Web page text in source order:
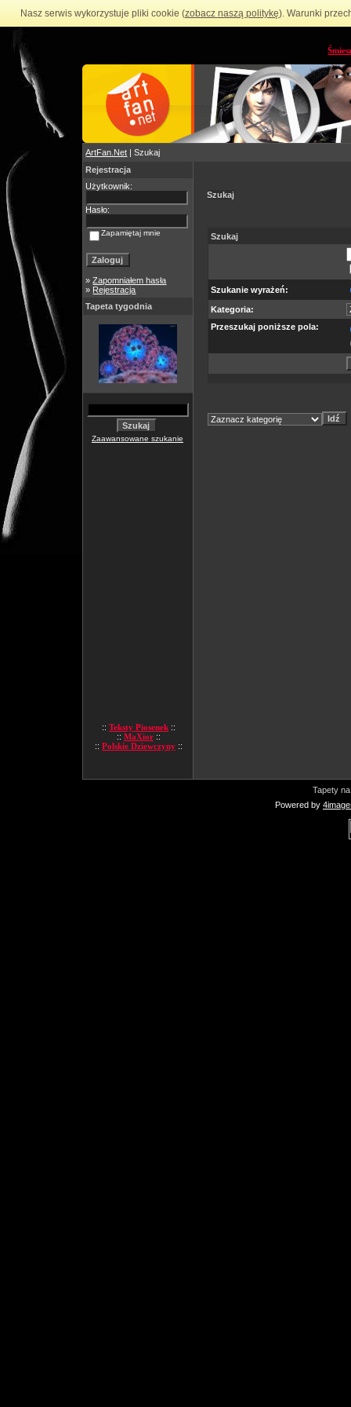
Nasz serwis wykorzystuje pliki cookie (zobacz naszą politykę). Warunki
ArtFan.Net | Szukaj
Rejestracja
Użytkownik:
Hasło:
Zapamiętaj mnie
»Zapomniałem hasła
» Rejestracja
Tapeta tygodnia
Zaawansowane szukanie
:: Teksty Piosenek ::
:: MaXior ::
:: Polskie Dziewczyny ::
Szukaj
Szukaj
Szukanie wyrażeń:
Kategoria:
Przeszukaj poniższe pola:
Tapety
Powered by